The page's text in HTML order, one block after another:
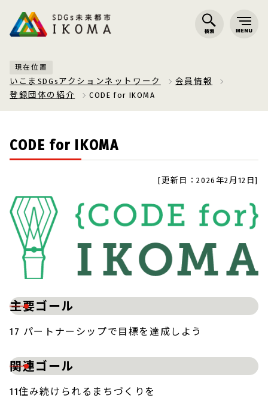
現在位置
いこまSDGsアクションネットワーク
会員情報
登録団体の紹介
CODE for IKOMA
CODE for IKOMA
[更新日：2026年2月12日]
主要ゴール
17 パートナーシップで目標を達成しよう
関連ゴール
11住み続けられるまちづくりを